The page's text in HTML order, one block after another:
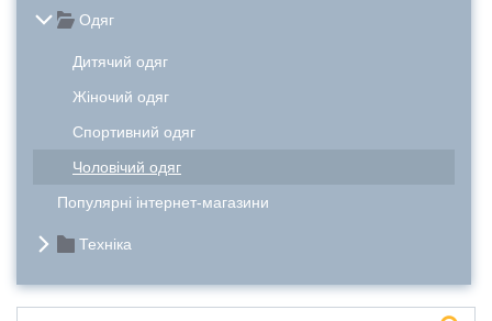
Одяг
Дитячий одяг
Жіночий одяг
Спортивний одяг
Чоловічий одяг
Популярні інтернет-магазини
Техніка